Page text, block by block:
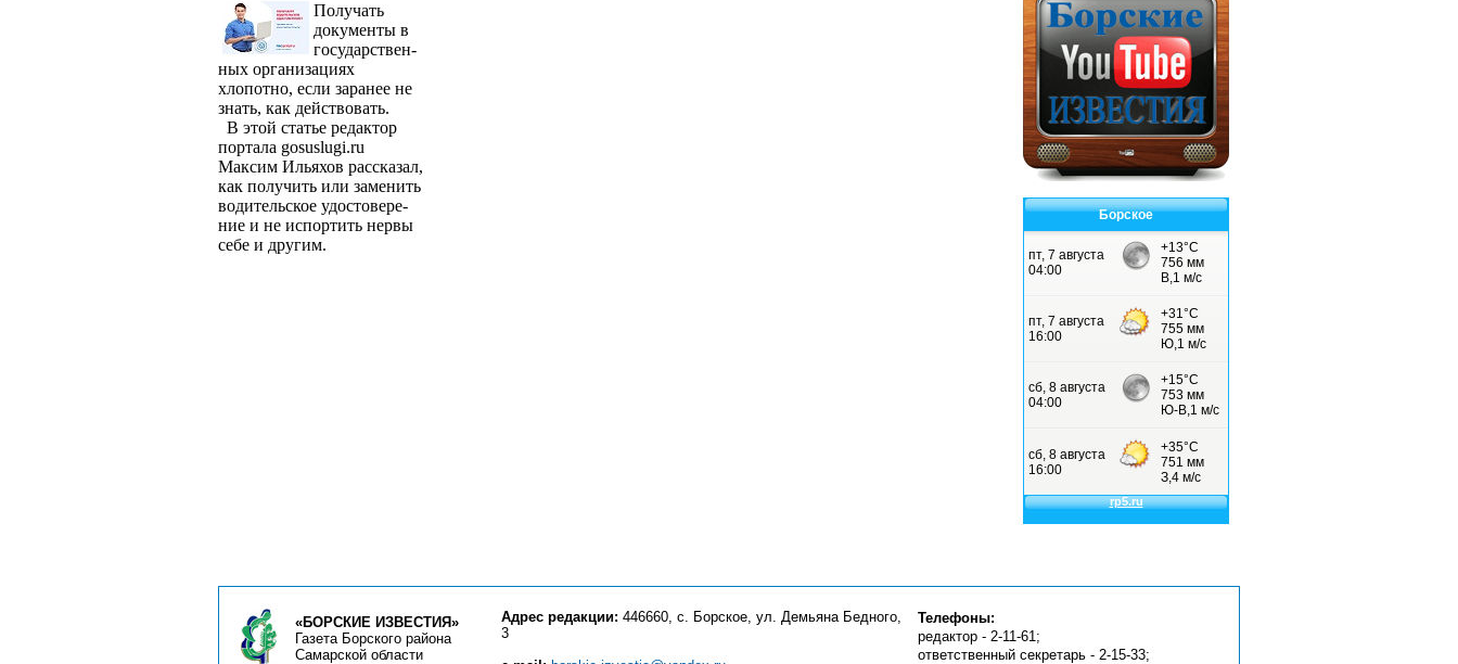
Получать
доку­менты в
государствен­
ных организациях
хлопотно, если заранее не
знать, как действовать.
В этой статье редактор
портала gosuslugi.ru
Максим Ильяхов рассказал,
как получить или заменить
водительское удостовере­
ние и не испортить нервы
себе и другим.
Борское
«БОРСКИЕ ИЗВЕСТИЯ»
Газета Борского района
Самарской области
Адрес редакции: 446660, с. Борское, ул. Демьяна Бедного,
3
Телефоны:
редактор - 2-11-61;
ответственный секретарь - 2-15-33;